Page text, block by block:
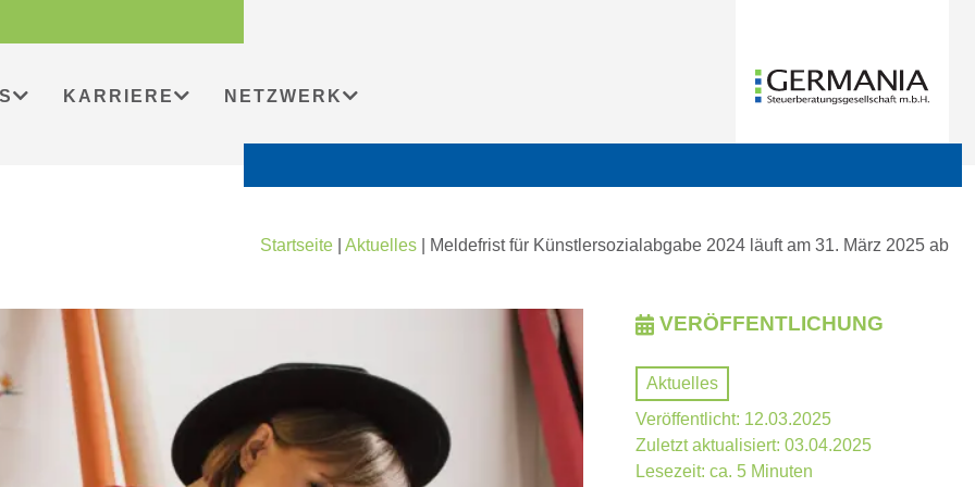
KARRIERE NETZWERK
Startseite Aktuelles Meldefrist für Künstlersozialabgabe 2024 läuft am 31. März 2025 ab
VERÖFFENTLICHUNG
Aktuelles
Veröffentlicht: 12.03.2025
Zuletzt aktualisiert: 03.04.2025
Lesezeit: ca. 5 Minuten